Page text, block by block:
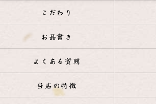
こだわり
お品書き
よくある質問
当店の特徴